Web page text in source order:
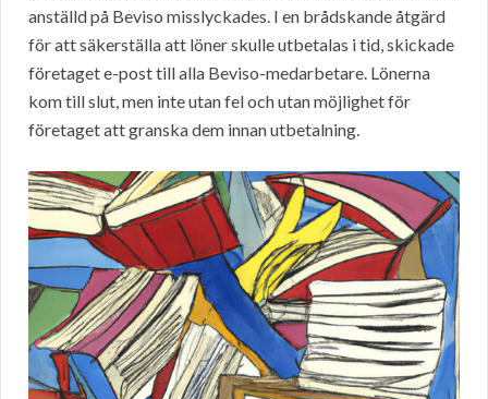
anställd på Beviso misslyckades. I en brådskande åtgärd
för att säkerställa att löner skulle utbetalas i tid, skickade
företaget e-post till alla Beviso-medarbetare. Lönerna
kom till slut, men inte utan fel och utan möjlighet för
företaget att granska dem innan utbetalning.